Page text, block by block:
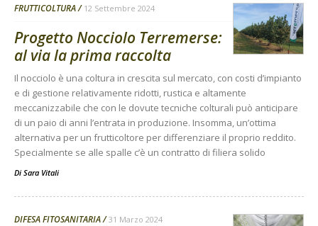
FRUTTICOLTURA 12 Settembre 2024
Progetto Nocciolo Terremerse:
al via la prima raccolta
Il nocciolo è una coltura in crescita sul mercato, con costi d’impianto
e di gestione relativamente ridotti, rustica e altamente
meccanizzabile che con le dovute tecniche colturali può anticipare
di un paio di anni l’entrata in produzione. Insomma, un’ottima
alternativa per un frutticoltore per differenziare il proprio reddito.
Specialmente se alle spalle c’è un contratto di filiera solido
Di Sara Vitali
DIFESA FITOSANITARIA 31 Marzo 2024